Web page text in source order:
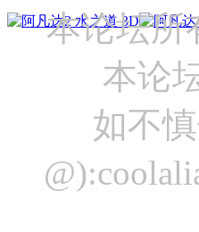
本论坛所
本论
如不